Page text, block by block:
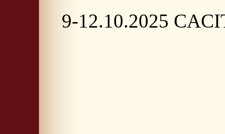
9-12.10.2025